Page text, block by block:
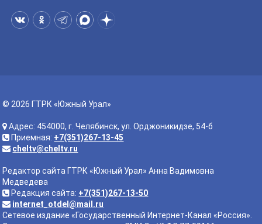
© 2026 ГТРК «Южный Урал»
Адрес: 454000, г. Челябинск, ул. Орджоникидзе, 54-б
Приемная: +7(351)267-13-45
cheltv@cheltv.ru
Редактор сайта ГТРК «Южный Урал» Анна Вадимовна
Медведева
Редакция сайта: +7(351)267-13-50
internet_otdel@mail.ru
Сетевое издание «Государственный Интернет-Канал «Россия».